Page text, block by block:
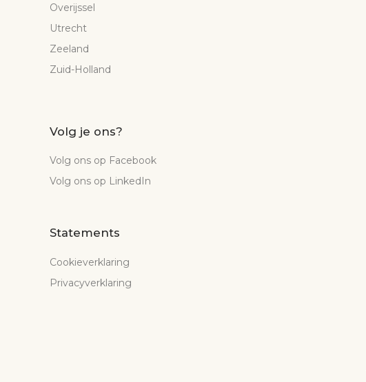
Overijssel
Utrecht
Zeeland
Zuid-Holland
Volg je ons?
Volg ons op Facebook
Volg ons op LinkedIn
Statements
Cookieverklaring
Privacyverklaring